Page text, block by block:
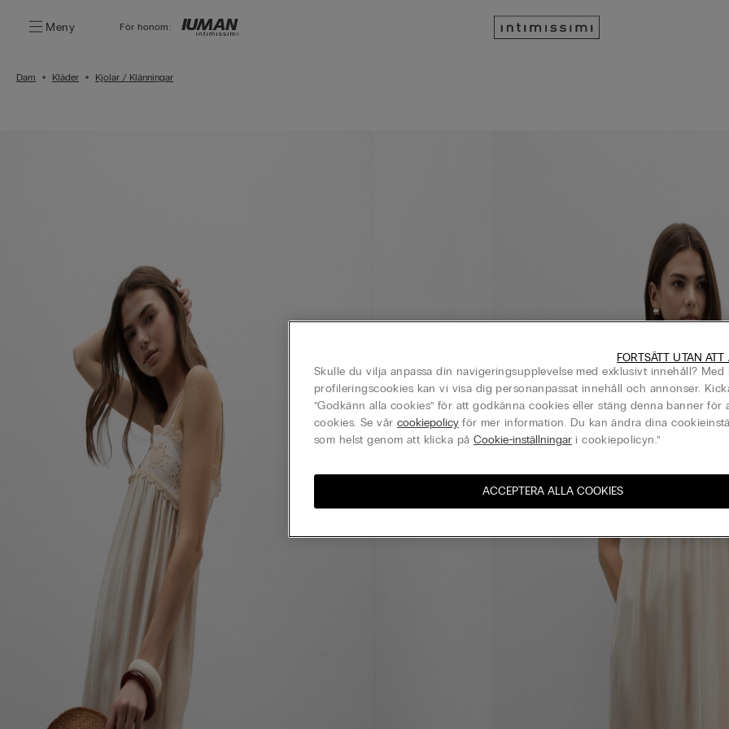
Meny För honom:
Dam Kläder Kjolar / Klänningar
Skulle du vilja anpassa din navigeringsupplevelse med exklusivt innehåll? Med
profileringscookies kan vi visa dig personanpassat innehåll och annonser.
”Godkänn alla cookies” för att godkänna cookies eller stäng denna banner för
cookies. Se vår cookiepolicyför mer information. Du kan ändra dina
som helst genom att klicka på Cookie-inställningari cookiepolicyn.”
ACCEPTERA ALLA COOKIES
FORTSÄTT UTAN ATT